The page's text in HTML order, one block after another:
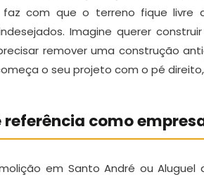
faz com que o terreno fique livre
Imagine querer
remover uma construção
o seu projeto com o pé
referência como
em Santo André ou Aluguel